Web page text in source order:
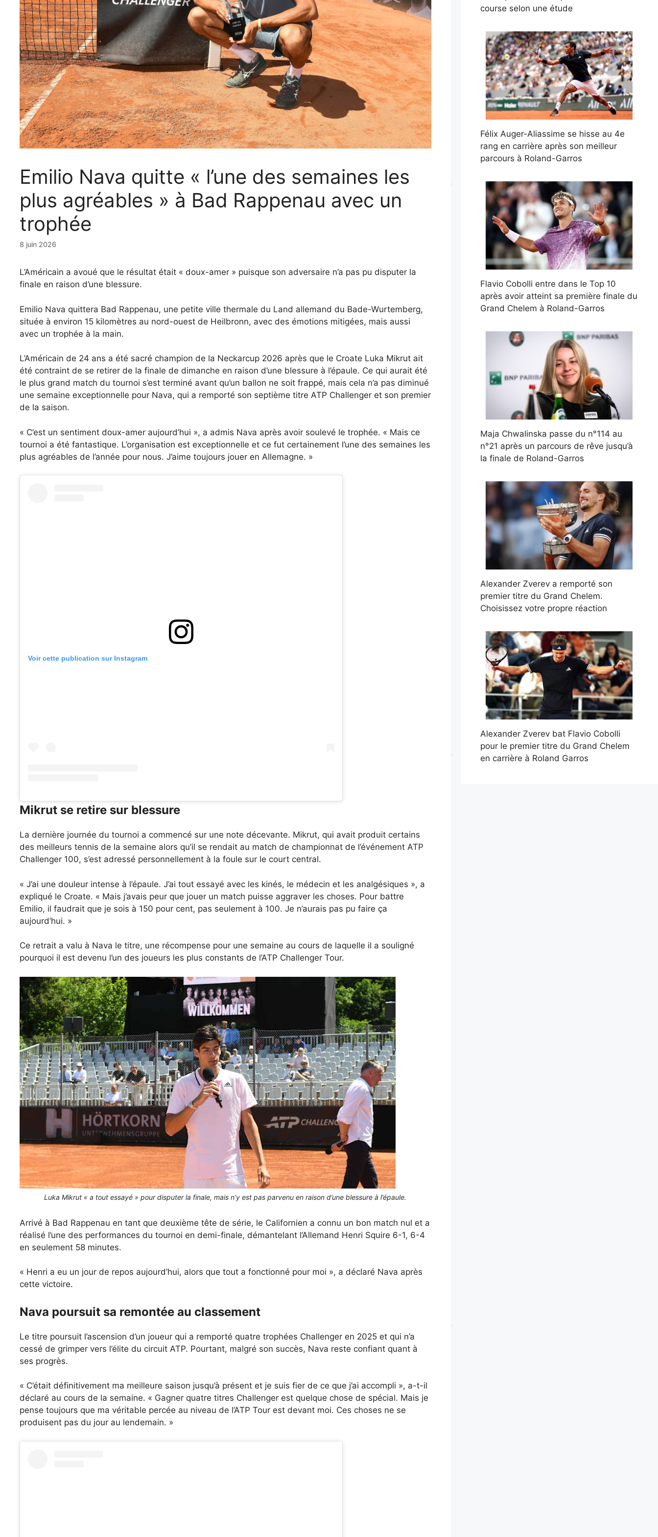
Emilio Nava quitte « l’une des semaines les
plus agréables » à Bad Rappenau avec un
trophée
8 juin 2026
L’Américain a avoué que le résultat était « doux-amer » puisque son adversaire n’a pas pu disputer la
finale en raison d’une blessure.
Emilio Nava quittera Bad Rappenau, une petite ville thermale du Land allemand du Bade-Wurtemberg,
située à environ 15 kilomètres au nord-ouest de Heilbronn, avec des émotions mitigées, mais aussi
avec un trophée à la main.
L’Américain de 24 ans a été sacré champion de la Neckarcup 2026 après que le Croate Luka Mikrut ait
été contraint de se retirer de la finale de dimanche en raison d’une blessure à l’épaule. Ce qui aurait été
le plus grand match du tournoi s’est terminé avant qu’un ballon ne soit frappé, mais cela n’a pas diminué
une semaine exceptionnelle pour Nava, qui a remporté son septième titre ATP Challenger et son premier
de la saison.
« C’est un sentiment doux-amer aujourd’hui », a admis Nava après avoir soulevé le trophée. « Mais ce
tournoi a été fantastique. L’organisation est exceptionnelle et ce fut certainement l’une des semaines les
plus agréables de l’année pour nous. J’aime toujours jouer en Allemagne. »
Voir cette publication sur Instagram
Mikrut se retire sur blessure
La dernière journée du tournoi a commencé sur une note décevante. Mikrut, qui avait produit certains
des meilleurs tennis de la semaine alors qu’il se rendait au match de championnat de l’événement ATP
Challenger 100, s’est adressé personnellement à la foule sur le court central.
« J’ai une douleur intense à l’épaule. J’ai tout essayé avec les kinés, le médecin et les analgésiques », a
expliqué le Croate. « Mais j’avais peur que jouer un match puisse aggraver les choses. Pour battre
Emilio, il faudrait que je sois à 150 pour cent, pas seulement à 100. Je n’aurais pas pu faire ça
aujourd’hui. »
Ce retrait a valu à Nava le titre, une récompense pour une semaine au cours de laquelle il a souligné
pourquoi il est devenu l’un des joueurs les plus constants de l’ATP Challenger Tour.
Luka Mikrut « a tout essayé » pour disputer la finale, mais n’y est pas parvenu en raison d’une blessure à l’épaule.
Arrivé à Bad Rappenau en tant que deuxième tête de série, le Californien a connu un bon match nul et a
réalisé l’une des performances du tournoi en demi-finale, démantelant l’Allemand Henri Squire 6-1, 6-4
en seulement 58 minutes.
« Henri a eu un jour de repos aujourd’hui, alors que tout a fonctionné pour moi », a déclaré Nava après
cette victoire.
Nava poursuit sa remontée au classement
Le titre poursuit l’ascension d’un joueur qui a remporté quatre trophées Challenger en 2025 et qui n’a
cessé de grimper vers l’élite du circuit ATP. Pourtant, malgré son succès, Nava reste confiant quant à
ses progrès.
« C’était définitivement ma meilleure saison jusqu’à présent et je suis fier de ce que j’ai accompli », a-t-il
déclaré au cours de la semaine. « Gagner quatre titres Challenger est quelque chose de spécial. Mais je
pense toujours que ma véritable percée au niveau de l’ATP Tour est devant moi. Ces choses ne se
produisent pas du jour au lendemain. »
course selon une étude
Félix Auger-Aliassime se hisse au 4e
rang en carrière après son meilleur
parcours à Roland-Garros
Flavio Cobolli entre dans le Top 10
après avoir atteint sa première finale du
Grand Chelem à Roland-Garros
Maja Chwalinska passe du n°114 au
n°21 après un parcours de rêve jusqu’à
la finale de Roland-Garros
Alexander Zverev a remporté son
premier titre du Grand Chelem.
Choisissez votre propre réaction
Alexander Zverev bat Flavio Cobolli
pour le premier titre du Grand Chelem
en carrière à Roland Garros